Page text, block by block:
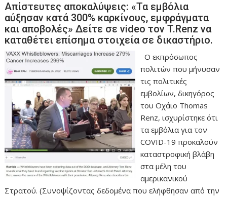
Απίστευτες αποκαλύψεις: «Τα εμβόλια
αύξησαν κατά 300% καρκίνους, εμφράγματα
και αποβολές» Δείτε σε video τον T.Renz να
καταθέτει επίσημα στοιχεία σε δικαστήριο.
Ο εκπρόσωπος
πολιτών που μήνυσαν
τις πολιτικές
εμβολίων, δικηγόρος
του Οχάιο Thomas
Renz, ισχυρίστηκε ότι
τα εμβόλια για τον
COVID-19 προκαλούν
καταστροφική βλάβη
στα μέλη του
αμερικανικού
Στρατού. (Συνοψίζοντας δεδομένα που ελήφθησαν από την